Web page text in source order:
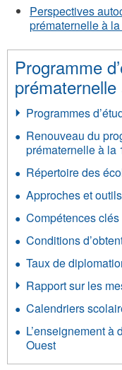
Perspectives
prématernelle à
Programme
Programmes
Renouveau du
prématernelle à la
Répertoire des
Approches et
Compétences clés
Conditions
Taux de
Rapport sur les
Calendriers
L’enseignement à
Ouest